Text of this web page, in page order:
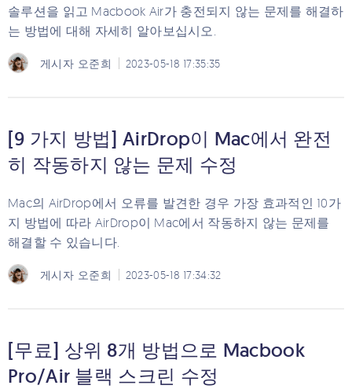
솔루션을 읽고 Macbook Air가 충전되지 않는 문제를 해결하
는 방법에 대해 자세히 알아보십시오.
게시자 오준희 2023-05-18 17:35:35
[9 가지 방법] AirDrop이 Mac에서 완전
히 작동하지 않는 문제 수정
Mac의 AirDrop에서 오류를 발견한 경우 가장 효과적인 10가
지 방법에 따라 AirDrop이 Mac에서 작동하지 않는 문제를
해결할 수 있습니다.
게시자 오준희 2023-05-18 17:34:32
[무료] 상위 8개 방법으로 Macbook
Pro/Air 블랙 스크린 수정